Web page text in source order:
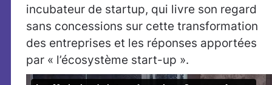
incubateur de startup, qui livre son regard
sans concessions sur cette transformation
des entreprises et les réponses apportées
par « l’écosystème start-up ».